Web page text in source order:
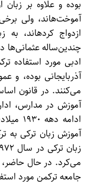
بوده و علاوه بر
آموخت‌هاند، ولی
ازدواج کرد‌هاند،
چندین‌ساله عثمانی‌‌ها
ادبی مورد استفاده
آذربایجانی بوده، و
آموزش در مدارس،
آموزش زبان ترکی به
می‌کرد. در حال حاضر،
جامعه ترکمن مورد